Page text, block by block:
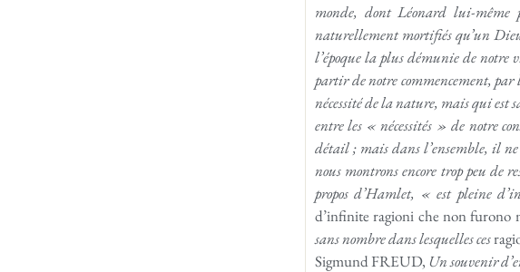
monde, dont Léonard lui-même
naturellement mortifiés qu’un
l’époque la plus démunie de notre
partir de notre commencement,
nécessité de la nature, mais qui est
entre les « nécessités » de notre
détail ; mais dans l’ensemble, il ne
nous montrons encore trop peu de
propos d’Hamlet, « est pleine
d’infinite ragioni che non furono
sans nombre dans lesquelles ces
Sigmund FREUD, Un souvenir